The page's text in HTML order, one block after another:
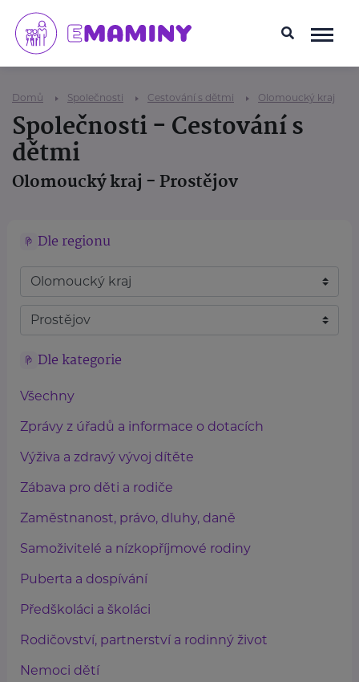
Domů Společnosti Cestování s dětmi Olomoucký kraj
Společnosti - Cestování s
dětmi
Olomoucký kraj - Prostějov
Dle regionu
Dle kategorie
Všechny
Zprávy z úřadů a informace o dotacích
Výživa a zdravý vývoj dítěte
Zábava pro děti a rodiče
Zaměstnanost, právo, dluhy, daně
Samoživitelé a nízkopříjmové rodiny
Puberta a dospívání
Předškoláci a školáci
Rodičovství, partnerství a rodinný život
Nemoci dětí